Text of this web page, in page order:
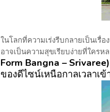
ในโลกที่ความเร่งรีบกลายเป็นเรื่อ
อาจเป็นความสุขเรียบง่ายที่ใครห
Form Bangna – Srivaree)
ของดีไซน์เหนือกาลเวลาเ